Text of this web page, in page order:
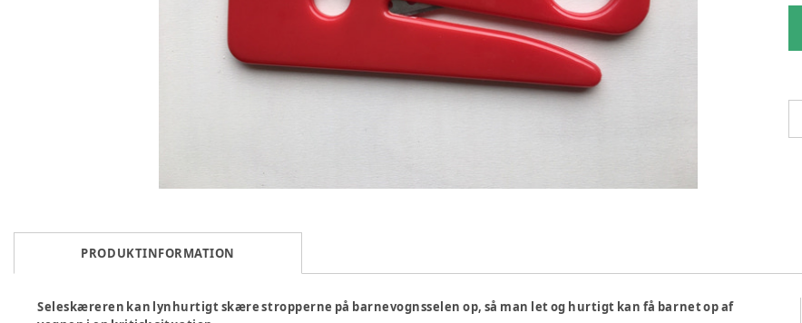
PRODUKTINFORMATION
Seleskæreren kan lynhurtigt skære stropperne på barnevognsselen op, så man let og hurtigt kan få barnet op af